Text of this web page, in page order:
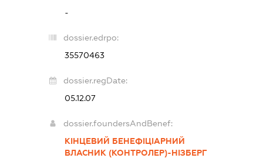
-
dossier.edrpo:
35570463
dossier.regDate:
05.12.07
dossier.foundersAndBenef:
КІНЦЕВИЙ БЕНЕФІЦІАРНИЙ
ВЛАСНИК (КОНТРОЛЕР)-НІЗБЕРГ